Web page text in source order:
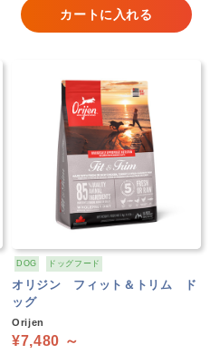
カートに入れる
DOG ドッグフード
オリジン フィット＆トリム ド
ッグ
Orijen
¥7,480 ～